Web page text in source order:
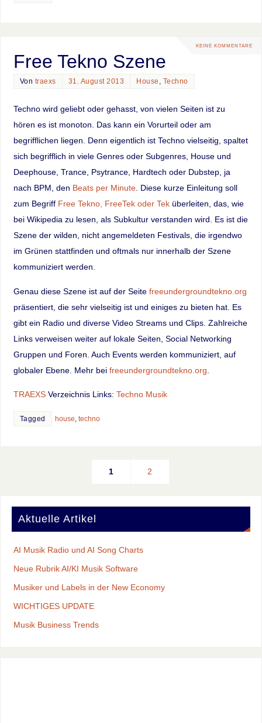
KEINE KOMMENTARE
Free Tekno Szene
Von traexs 31. August 2013 House , Techno
Techno wird geliebt oder gehasst, von vielen Seiten ist zu
hören es ist monoton. Das kann ein Vorurteil oder am
begrifflichen liegen. Denn eigentlich ist Techno vielseitig, spaltet
sich begrifflich in viele Genres oder Subgenres, House und
Deephouse, Trance, Psytrance, Hardtech oder Dubstep, ja
nach BPM, den Beats per Minute. Diese kurze Einleitung soll
zum Begriff Free Tekno, FreeTek oder Teküberleiten, das, wie
bei Wikipedia zu lesen, als Subkultur verstanden wird. Es ist die
Szene der wilden, nicht angemeldeten Festivals, die irgendwo
im Grünen stattfinden und oftmals nur innerhalb der Szene
kommuniziert werden.
Genau diese Szene ist auf der Seite freeundergroundtekno.org
präsentiert, die sehr vielseitig ist und einiges zu bieten hat. Es
gibt ein Radio und diverse Video Streams und Clips. Zahlreiche
Links verweisen weiter auf lokale Seiten, Social Networking
Gruppen und Foren. Auch Events werden kommuniziert, auf
globaler Ebene. Mehr bei freeundergroundtekno.org
TRAEXSVerzeichnis Links: Techno Musik
Tagged house techno
1 2
Aktuelle Artikel
AI Musik Radio und AI Song Charts
Neue Rubrik AI/KI Musik Software
Musiker und Labels in der New Economy
WICHTIGES UPDATE
Musik Business Trends